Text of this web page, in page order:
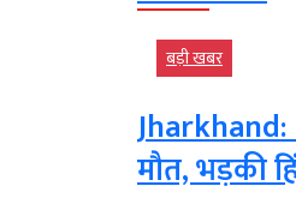
बड़ी खबर
Jharkhand:
मौत, भड़की